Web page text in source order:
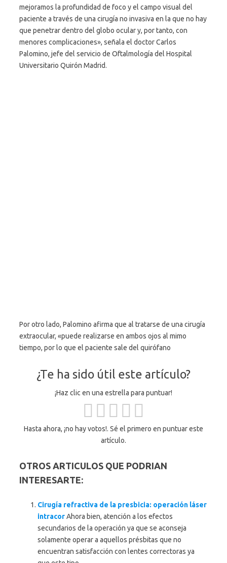
mejoramos la profundidad de foco y el campo visual del
paciente a través de una cirugía no invasiva en la que no hay
que penetrar dentro del globo ocular y, por tanto, con
menores complicaciones», señala el doctor Carlos
Palomino, jefe del servicio de Oftalmología del Hospital
Universitario Quirón Madrid.
Por otro lado, Palomino afirma que al tratarse de una cirugía
extraocular, «puede realizarse en ambos ojos al mimo
tiempo, por lo que el paciente sale del quirófano
¿Te ha sido útil este artículo?
¡Haz clic en una estrella para puntuar!
Hasta ahora, ¡no hay votos!. Sé el primero en puntuar este
artículo.
OTROS ARTICULOS QUE PODRIAN
INTERESARTE:
Cirugía refractiva de la presbicia: operación láser
intracorAhora bien, atención a los efectos
secundarios de la operación ya que se aconseja
solamente operar a aquellos présbitas que no
encuentran satisfacción con lentes correctoras ya